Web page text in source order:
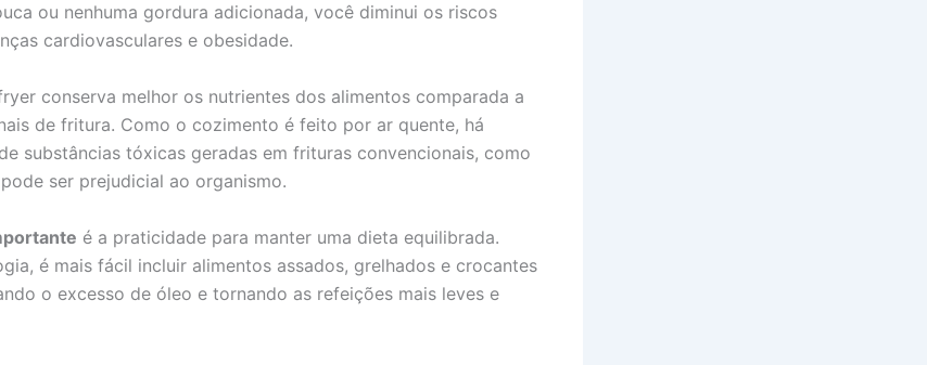
ou nenhuma gordura adicionada, você diminui os riscos
cardiovasculares e obesidade.
conserva melhor os nutrientes dos alimentos comparada a
de fritura. Como o cozimento é feito por ar quente, há
substâncias tóxicas geradas em frituras convencionais, como
ser prejudicial ao organismo.
é a praticidade para manter uma dieta equilibrada.
é mais fácil incluir alimentos assados, grelhados e crocantes
o excesso de óleo e tornando as refeições mais leves e